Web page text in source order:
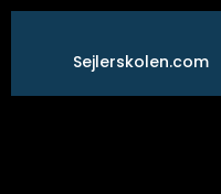
Gå
indholdetSejlerskolen.com